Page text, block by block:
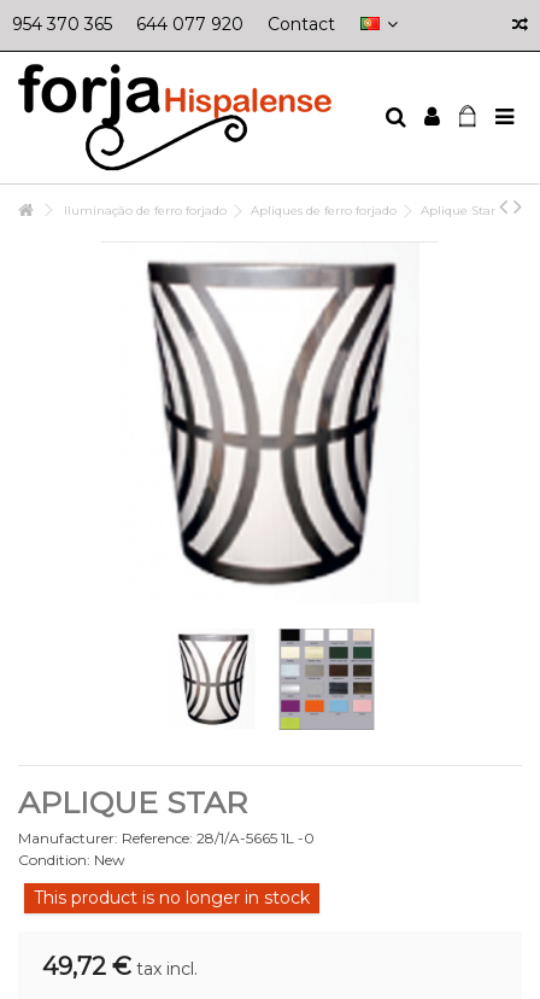
954 370 365 644 077 920 Contact
Iluminação de ferro forjado Apliques de ferro forjado Aplique Star
APLIQUE STAR
Manufacturer: Reference: 28/1/A-5665 1L -0
Condition: New
This product is no longer in stock
49,72 € tax incl.